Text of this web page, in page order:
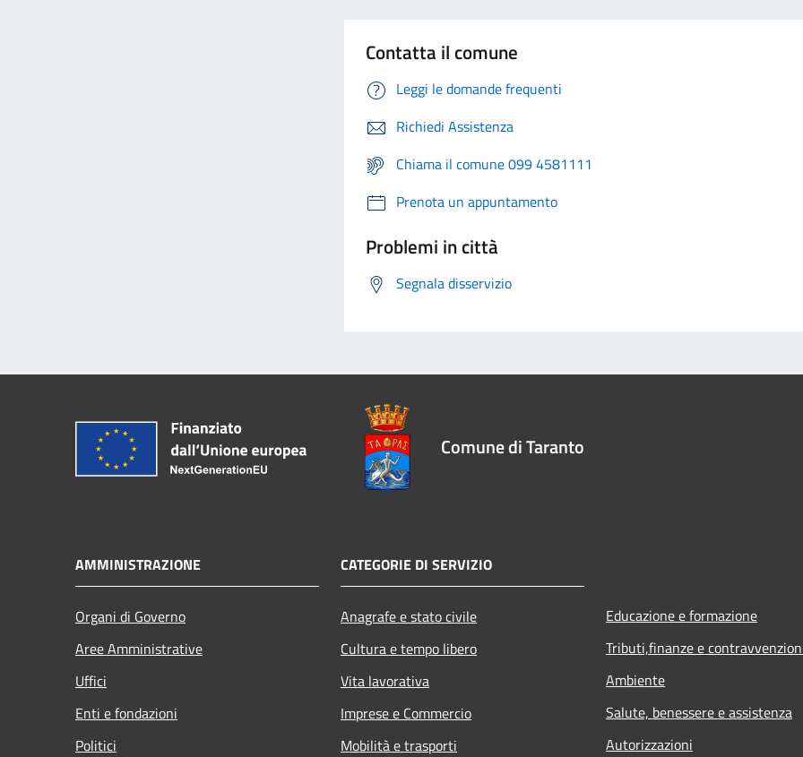
Contatta il comune
Leggi le domande frequenti
Richiedi Assistenza
Chiama il comune 099 4581111
Prenota un appuntamento
Problemi in città
Segnala disservizio
Comune di Taranto
AMMINISTRAZIONE
Organi di Governo
Aree Amministrative
Uffici
Enti e fondazioni
Politici
CATEGORIE DI SERVIZIO
Anagrafe e stato civile
Cultura e tempo libero
Vita lavorativa
Imprese e Commercio
Mobilità e trasporti
Educazione e formazione
Tributi,finanze e
Ambiente
Salute, benessere e assistenza
Autorizzazioni